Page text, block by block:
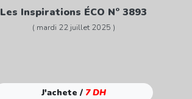
Les Inspirations ÉCO N° 3893
( mardi 22 juillet 2025 )
J'achete / 7 DH